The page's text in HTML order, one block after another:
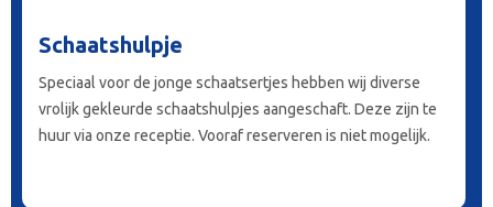
Schaatshulpje
Speciaal voor de jonge schaatsertjes hebben wij diverse
vrolijk gekleurde schaatshulpjes aangeschaft. Deze zijn te
huur via onze receptie. Vooraf reserveren is niet mogelijk.